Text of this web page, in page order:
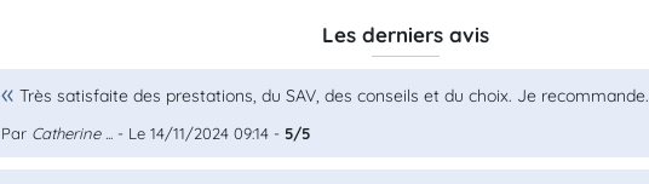
Les derniers avis
Très satisfaite des prestations, du SAV, des conseils et du choix. Je recommande.
Par Catherine ... - Le 14/11/2024 09:14 - 5/5